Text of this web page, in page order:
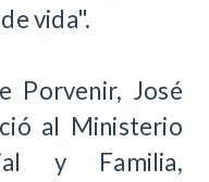
vida".
Porvenir, José
al Ministerio
y Familia,